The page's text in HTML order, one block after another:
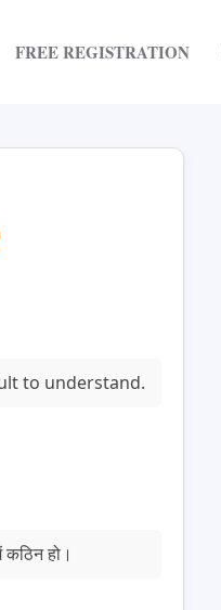
FREE REGISTRATION
to understand.
कठिन हो।